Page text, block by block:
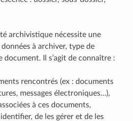
archivistique nécessite une
à archiver, type de
Il s’agit de connaître :
rencontrés (ex : documents
messages électroniques…),
à ces documents,
de les gérer et de les